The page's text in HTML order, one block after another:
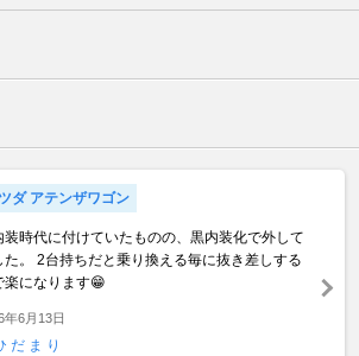
ダ アテンザワゴン
装時代に付けていたものの、黒内装化で外して
た。 2台持ちだと乗り換える毎に抜き差しする
楽になります😁
年6月13日
だ ま り